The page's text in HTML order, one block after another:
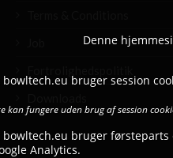
Denne
bowltech.eu bruger session
kan fungere uden brug af session
bowltech.eu bruger
Analytics.